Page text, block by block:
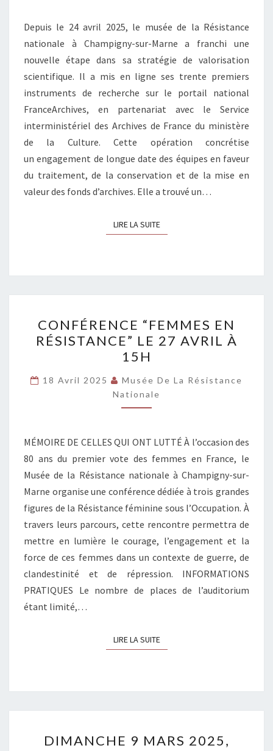
EN
LIGNE
SES
INSTRUMENTS
DE
RECHERCHE
SUR
FRANCEARCHIVES
Depuis le 24 avril 2025, le musée de la Résistance
nationale à Champigny-sur-Marne a franchi une
nouvelle étape dans sa stratégie de valorisation
scientifique. Il a mis en ligne ses trente premiers
instruments de recherche sur le portail national
FranceArchives, en partenariat avec le Service
interministériel des Archives de France du ministère
de la Culture. Cette opération concrétise
un engagement de longue date des équipes en faveur
du traitement, de la conservation et de la mise en
valeur des fonds d’archives. Elle a trouvé un…
LIRE LA SUITELIRE LA SUITE
“FEMMES
EN
RÉSISTANCE”
LE
27
AVRIL
15H
CONFÉRENCE “FEMMES EN
RÉSISTANCE” LE 27 AVRIL À
15H
18 Avril 2025
Musée De La Résistance
Nationale
MÉMOIRE DE CELLES QUI ONT LUTTÉ À l’occasion des
80 ans du premier vote des femmes en France, le
Musée de la Résistance nationale à Champigny-sur-
Marne organise une conférence dédiée à trois grandes
figures de la Résistance féminine sous l’Occupation. À
travers leurs parcours, cette rencontre permettra de
mettre en lumière le courage, l’engagement et la
force de ces femmes dans un contexte de guerre, de
clandestinité et de répression. INFORMATIONS
PRATIQUES Le nombre de places de l’auditorium
étant limité,…
LIRE LA SUITELIRE LA SUITE
9
DIMANCHE 9 MARS 2025,